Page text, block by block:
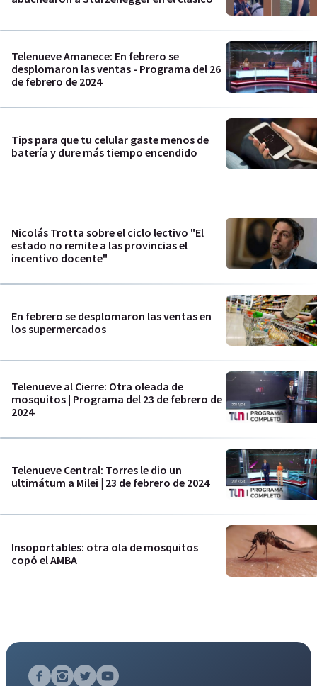
Telenueve Amanece: En febrero se
desplomaron las ventas - Programa del 26
de febrero de 2024
Tips para que tu celular gaste menos de
batería y dure más tiempo encendido
Nicolás Trotta sobre el ciclo lectivo "El
estado no remite a las provincias el
incentivo docente"
En febrero se desplomaron las ventas en
los supermercados
Telenueve al Cierre: Otra oleada de
mosquitos | Programa del 23 de febrero de
2024
Telenueve Central: Torres le dio un
ultimátum a Milei | 23 de febrero de 2024
Insoportables: otra ola de mosquitos
copó el AMBA